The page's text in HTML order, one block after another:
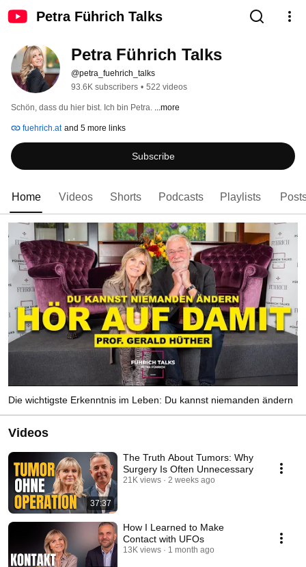
Petra Führich Talks
Petra Führich Talks
@petra_fuehrich_talks
93.6K subscribers • 522 videos
Schön, dass du hier bist. Ich bin Petra. ...more
fuehrich.at and 5 more links
Subscribe
Home Videos Shorts Podcasts Playlists
Die wichtigste Erkenntnis im Leben: Du kannst niemanden ändern
Videos
37:37
The Truth About Tumors: Why
Surgery Is Often Unnecessary
21K views 2 weeks ago
How I Learned to Make
Contact with UFOs
13K views 1 month ago